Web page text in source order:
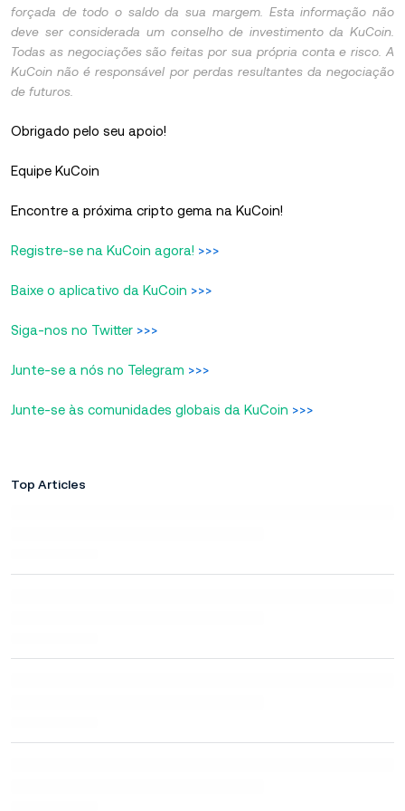
forçada de todo o saldo da sua margem. Esta informação não
deve ser considerada um conselho de investimento da KuCoin.
Todas as negociações são feitas por sua própria conta e risco. A
KuCoin não é responsável por perdas resultantes da negociação
de futuros.
Obrigado pelo seu apoio!
Equipe KuCoin
Encontre a próxima cripto gema na KuCoin!
Registre-se na KuCoin agora! >>>
Baixe o aplicativo da KuCoin >>>
Siga-nos no Twitter >>>
Junte-se a nós no Telegram >>>
Junte-se às comunidades globais da KuCoin >>>
Top Articles